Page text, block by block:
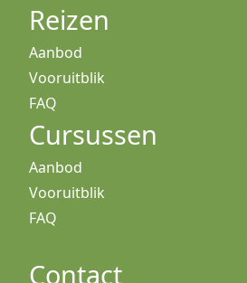
Reizen
Aanbod
Vooruitblik
FAQ
Cursussen
Aanbod
Vooruitblik
FAQ
Contact